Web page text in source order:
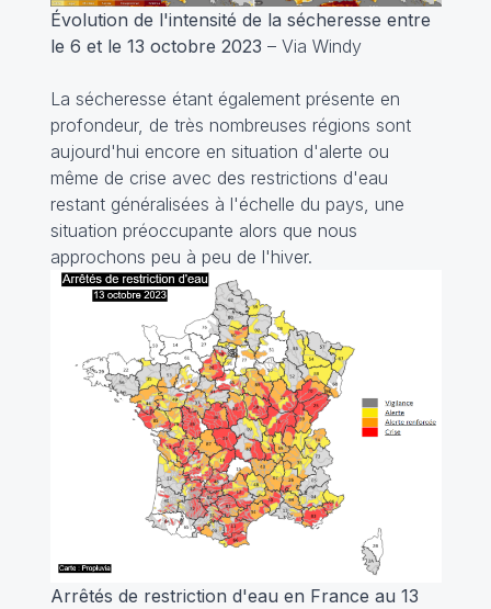
Évolution de l'intensité de la sécheresse entre
le 6 et le 13 octobre 2023 – Via Windy
La sécheresse étant également présente en
profondeur, de très nombreuses régions sont
aujourd'hui encore en situation d'alerte ou
même de crise avec des restrictions d'eau
restant généralisées à l'échelle du pays, une
situation préoccupante alors que nous
approchons peu à peu de l'hiver.
Arrêtés de restriction d'eau en France au 13